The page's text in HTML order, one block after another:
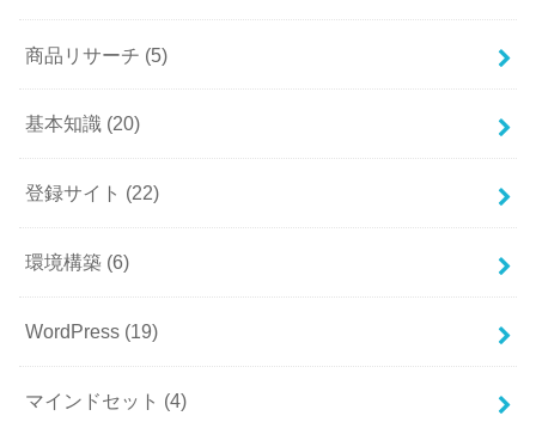
商品リサーチ (5)
基本知識 (20)
登録サイト (22)
環境構築 (6)
WordPress (19)
マインドセット (4)